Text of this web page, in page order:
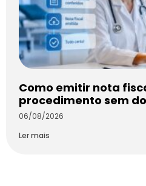
Como emitir nota
procedimento sem
06/08/2026
Ler mais